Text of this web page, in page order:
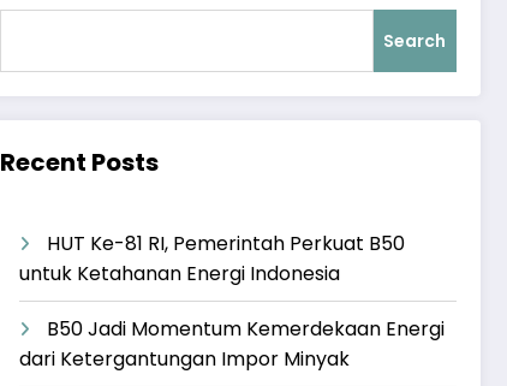
Search
Recent Posts
HUT Ke-81 RI, Pemerintah Perkuat B50
untuk Ketahanan Energi Indonesia
B50 Jadi Momentum Kemerdekaan Energi
dari Ketergantungan Impor Minyak